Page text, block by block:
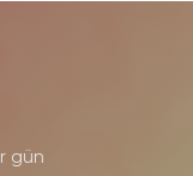
gün